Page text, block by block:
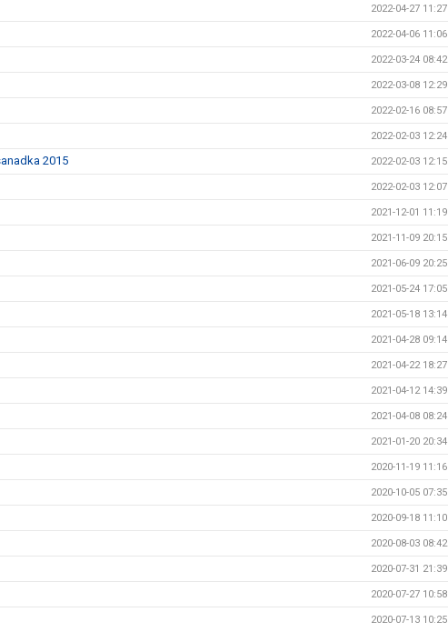
2022-04-27 11:27
2022-04-06 11:06
2022-03-24 08:42
2022-03-08 12:29
2022-02-16 08:57
2022-02-03 12:24
2015 2022-02-03 12:15
2022-02-03 12:07
2021-12-01 11:19
2021-11-09 20:15
2021-06-09 20:25
2021-05-24 17:05
2021-05-18 13:14
2021-04-28 09:14
2021-04-22 18:27
2021-04-12 14:39
2021-04-08 08:24
2021-01-20 20:34
2020-11-19 11:16
2020-10-05 07:35
2020-09-18 11:10
2020-08-03 08:42
2020-07-31 21:39
2020-07-27 10:58
2020-07-13 10:25